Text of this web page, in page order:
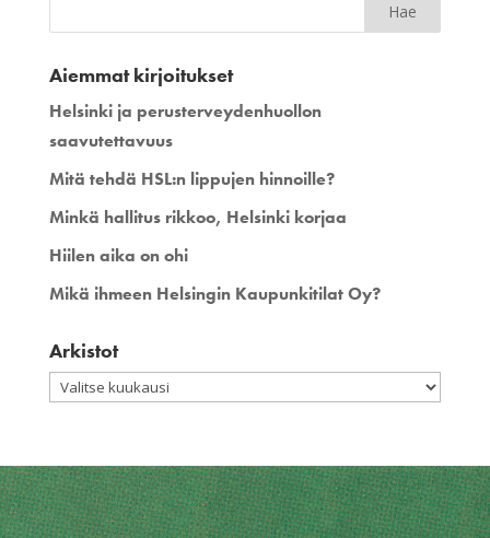
Aiemmat kirjoitukset
Helsinki ja perusterveydenhuollon
saavutettavuus
Mitä tehdä HSL:n lippujen hinnoille?
Minkä hallitus rikkoo, Helsinki korjaa
Hiilen aika on ohi
Mikä ihmeen Helsingin Kaupunkitilat Oy?
Arkistot
Arkistot